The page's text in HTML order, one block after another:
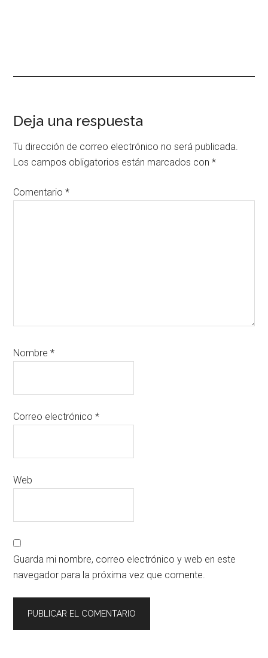
Interacciones
con
los
lectores
Deja una respuesta
Tu dirección de correo electrónico no será publicada.
Los campos obligatorios están marcados con*
Comentario*
Nombre*
Correo electrónico*
Web
Guarda mi nombre, correo electrónico y web en este
navegador para la próxima vez que comente.